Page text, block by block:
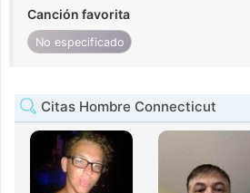
Canción favorita
No especificado
Citas Hombre Connecticut